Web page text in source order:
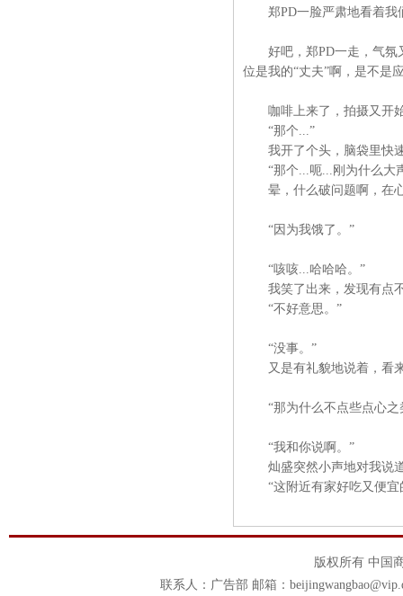
郑PD一脸严肃地看着我
好吧，郑PD一走，气氛又
位是我的“丈夫”啊，是不是
咖啡上来了，拍摄又开始
“那个...”
我开了个头，脑袋里快速
“那个...呃...刚为什么大
晕，什么破问题啊，在心
“因为我饿了。”
“咳咳...哈哈哈。”
我笑了出来，发现有点不
“不好意思。”
“没事。”
又是有礼貌地说着，看来
“那为什么不点些点心之
“我和你说啊。”
灿盛突然小声地对我说
“这附近有家好吃又便宜
版权所有 中国
联系人：广告部 邮箱：